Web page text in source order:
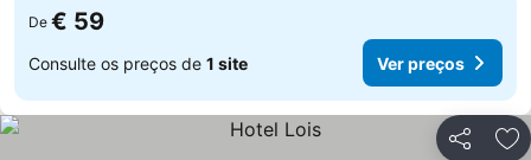
De € 59
Consulte os preços de 1 site Ver preços
Partilhar